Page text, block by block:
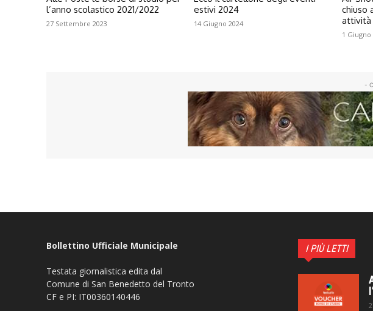
l’anno scolastico 2021/2022
27 Settembre 2023
estivi 2024
14 Giugno 2024
chiuso
attività
1 Giugno
-
Bollettino Ufficiale Municipale
Testata giornalistica edita dal
Comune di San Benedetto del Tronto
CF e PI: IT00360140446
I PIÙ LETTI